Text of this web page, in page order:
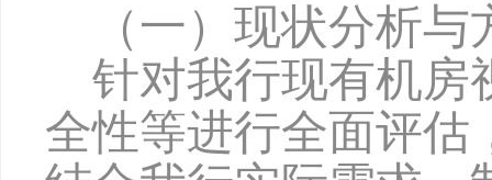
（一）现状分析与
针对我行现有机房
全性等进行全面评估